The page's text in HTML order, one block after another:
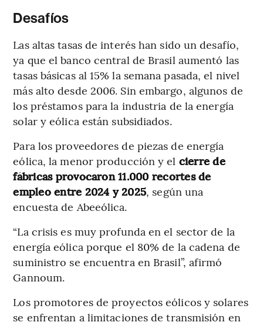
Desafíos
Las altas tasas de interés han sido un desafío,
ya que el banco central de Brasil aumentó las
tasas básicas al 15% la semana pasada, el nivel
más alto desde 2006. Sin embargo, algunos de
los préstamos para la industria de la energía
solar y eólica están subsidiados.
Para los proveedores de piezas de energía
eólica, la menor producción y el cierre de
fábricas provocaron 11.000 recortes de
empleo entre 2024 y 2025, según una
encuesta de Abeeólica.
“La crisis es muy profunda en el sector de la
energía eólica porque el 80% de la cadena de
suministro se encuentra en Brasil”, afirmó
Gannoum.
Los promotores de proyectos eólicos y solares
se enfrentan a limitaciones de transmisión en